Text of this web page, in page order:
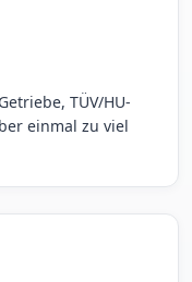
TÜV/HU-
einmal zu viel